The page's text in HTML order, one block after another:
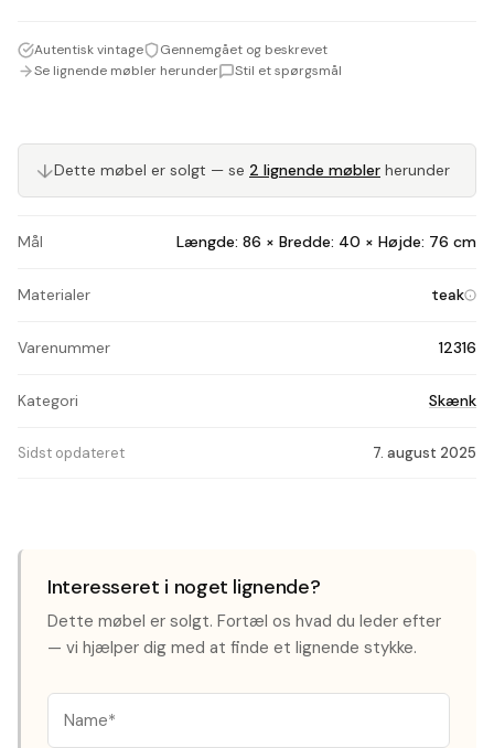
Mål Længde: 86 × Bredde: 40 × Højde: 76 cm
Materialer teak
Varenummer 12316
Kategori Skænk
Sidst opdateret 7. august 2025
Autentisk vintage
Gennemgået og beskrevet
Se lignende møbler herunder
Stil et spørgsmål
↓Dette møbel er solgt — se 2 lignende møbler herunder
Interesseret i noget lignende?
Dette møbel er solgt. Fortæl os hvad du leder efter
— vi hjælper dig med at finde et lignende stykke.